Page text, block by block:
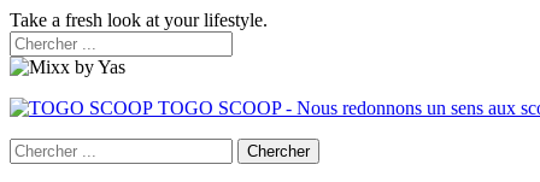
Take a fresh look at your lifestyle.
TOGO SCOOP - Nous redonnons un sens aux